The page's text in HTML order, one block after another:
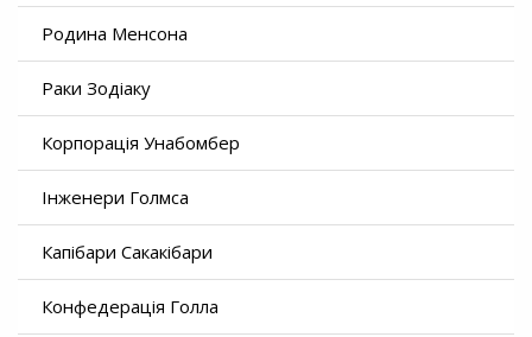
Родина Менсона
Раки Зодіаку
Корпорація Унабомбер
Інженери Голмса
Капібари Сакакібари
Конфедерація Голла